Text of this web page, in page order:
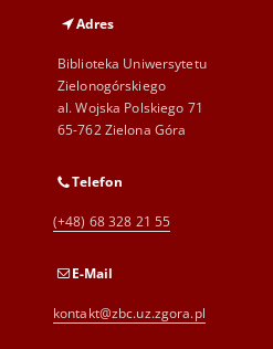
Adres
Biblioteka Uniwersytetu
Zielonogórskiego
al. Wojska Polskiego 71
65-762 Zielona Góra
Telefon
(+48) 68 328 21 55
E-Mail
kontakt@zbc.uz.zgora.pl